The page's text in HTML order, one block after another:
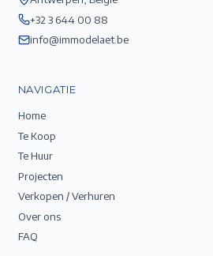
+32 3 644 00 88
info@immodelaet.be
NAVIGATIE
Home
Te Koop
Te Huur
Projecten
Verkopen / Verhuren
Over ons
FAQ